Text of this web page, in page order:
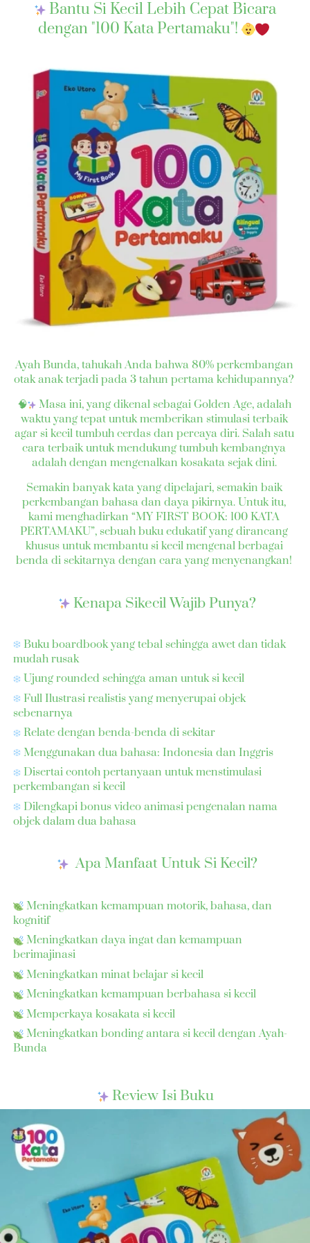
Bantu Si Kecil Lebih Cepat Bicara
dengan "100 Kata Pertamaku"!
Ayah Bunda, tahukah Anda bahwa 80% perkembangan
otak anak terjadi pada 3 tahun pertama kehidupannya?
🧠
Masa ini, yang dikenal sebagai Golden Age, adalah
waktu yang tepat untuk memberikan stimulasi terbaik
agar si kecil tumbuh cerdas dan percaya diri. Salah satu
cara terbaik untuk mendukung tumbuh kembangnya
adalah dengan mengenalkan kosakata sejak dini.
Semakin banyak kata yang dipelajari, semakin baik
perkembangan bahasa dan daya pikirnya. Untuk itu,
kami menghadirkan “MY FIRST BOOK: 100 KATA
PERTAMAKU”, sebuah buku edukatif yang dirancang
khusus untuk membantu si kecil mengenal berbagai
benda di sekitarnya dengan cara yang menyenangkan!
Kenapa Sikecil Wajib Punya?
Buku boardbook yang tebal sehingga awet dan tidak
mudah rusak
Ujung rounded sehingga aman untuk si kecil
Full Ilustrasi realistis yang menyerupai objek
sebenarnya
Relate dengan benda-benda di sekitar
Menggunakan dua bahasa: Indonesia dan Inggris
Disertai contoh pertanyaan untuk menstimulasi
perkembangan si kecil
Dilengkapi bonus video animasi pengenalan nama
objek dalam dua bahasa
Apa Manfaat Untuk Si Kecil?
Meningkatkan kemampuan motorik, bahasa, dan
kognitif
Meningkatkan daya ingat dan kemampuan
berimajinasi
Meningkatkan minat belajar si kecil
Meningkatkan kemampuan berbahasa si kecil
Memperkaya kosakata si kecil
Meningkatkan bonding antara si kecil dengan Ayah-
Bunda
Review Isi Buku